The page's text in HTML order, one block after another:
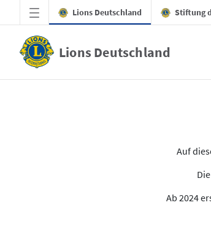
Zum Hauptinhalt springen
Lions Deutschland Stiftung
Lions Deutschland
Auf
Ab 2024